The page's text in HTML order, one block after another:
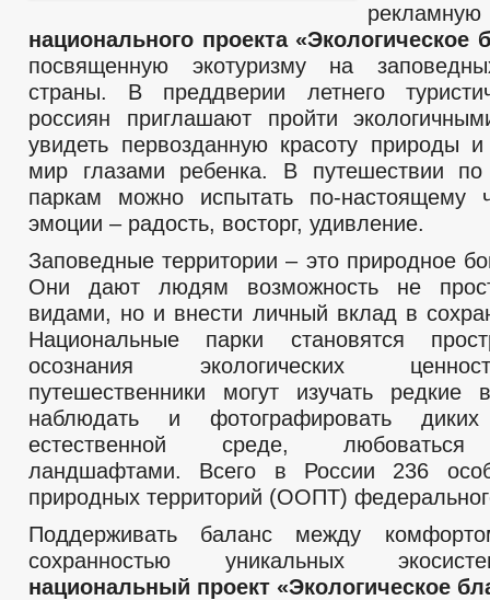
национального проекта «Экологическое
посвященную экотуризму на
страны. В преддверии летнего
россиян приглашают пройти
увидеть первозданную красоту природы
мир глазами ребенка. В путешествии
паркам можно испытать по-настоящему
эмоции – радость, восторг, удивление.
Заповедные территории – это природное
Они дают людям возможность не
видами, но и внести личный вклад в
Национальные парки становятся
осознания экологических
путешественники могут изучать редкие
наблюдать и фотографировать
естественной среде, любоваться
ландшафтами. Всего в России 236
природных территорий (ООПТ)
Поддерживать баланс между
сохранностью уникальных
национальный проект «Экологическое